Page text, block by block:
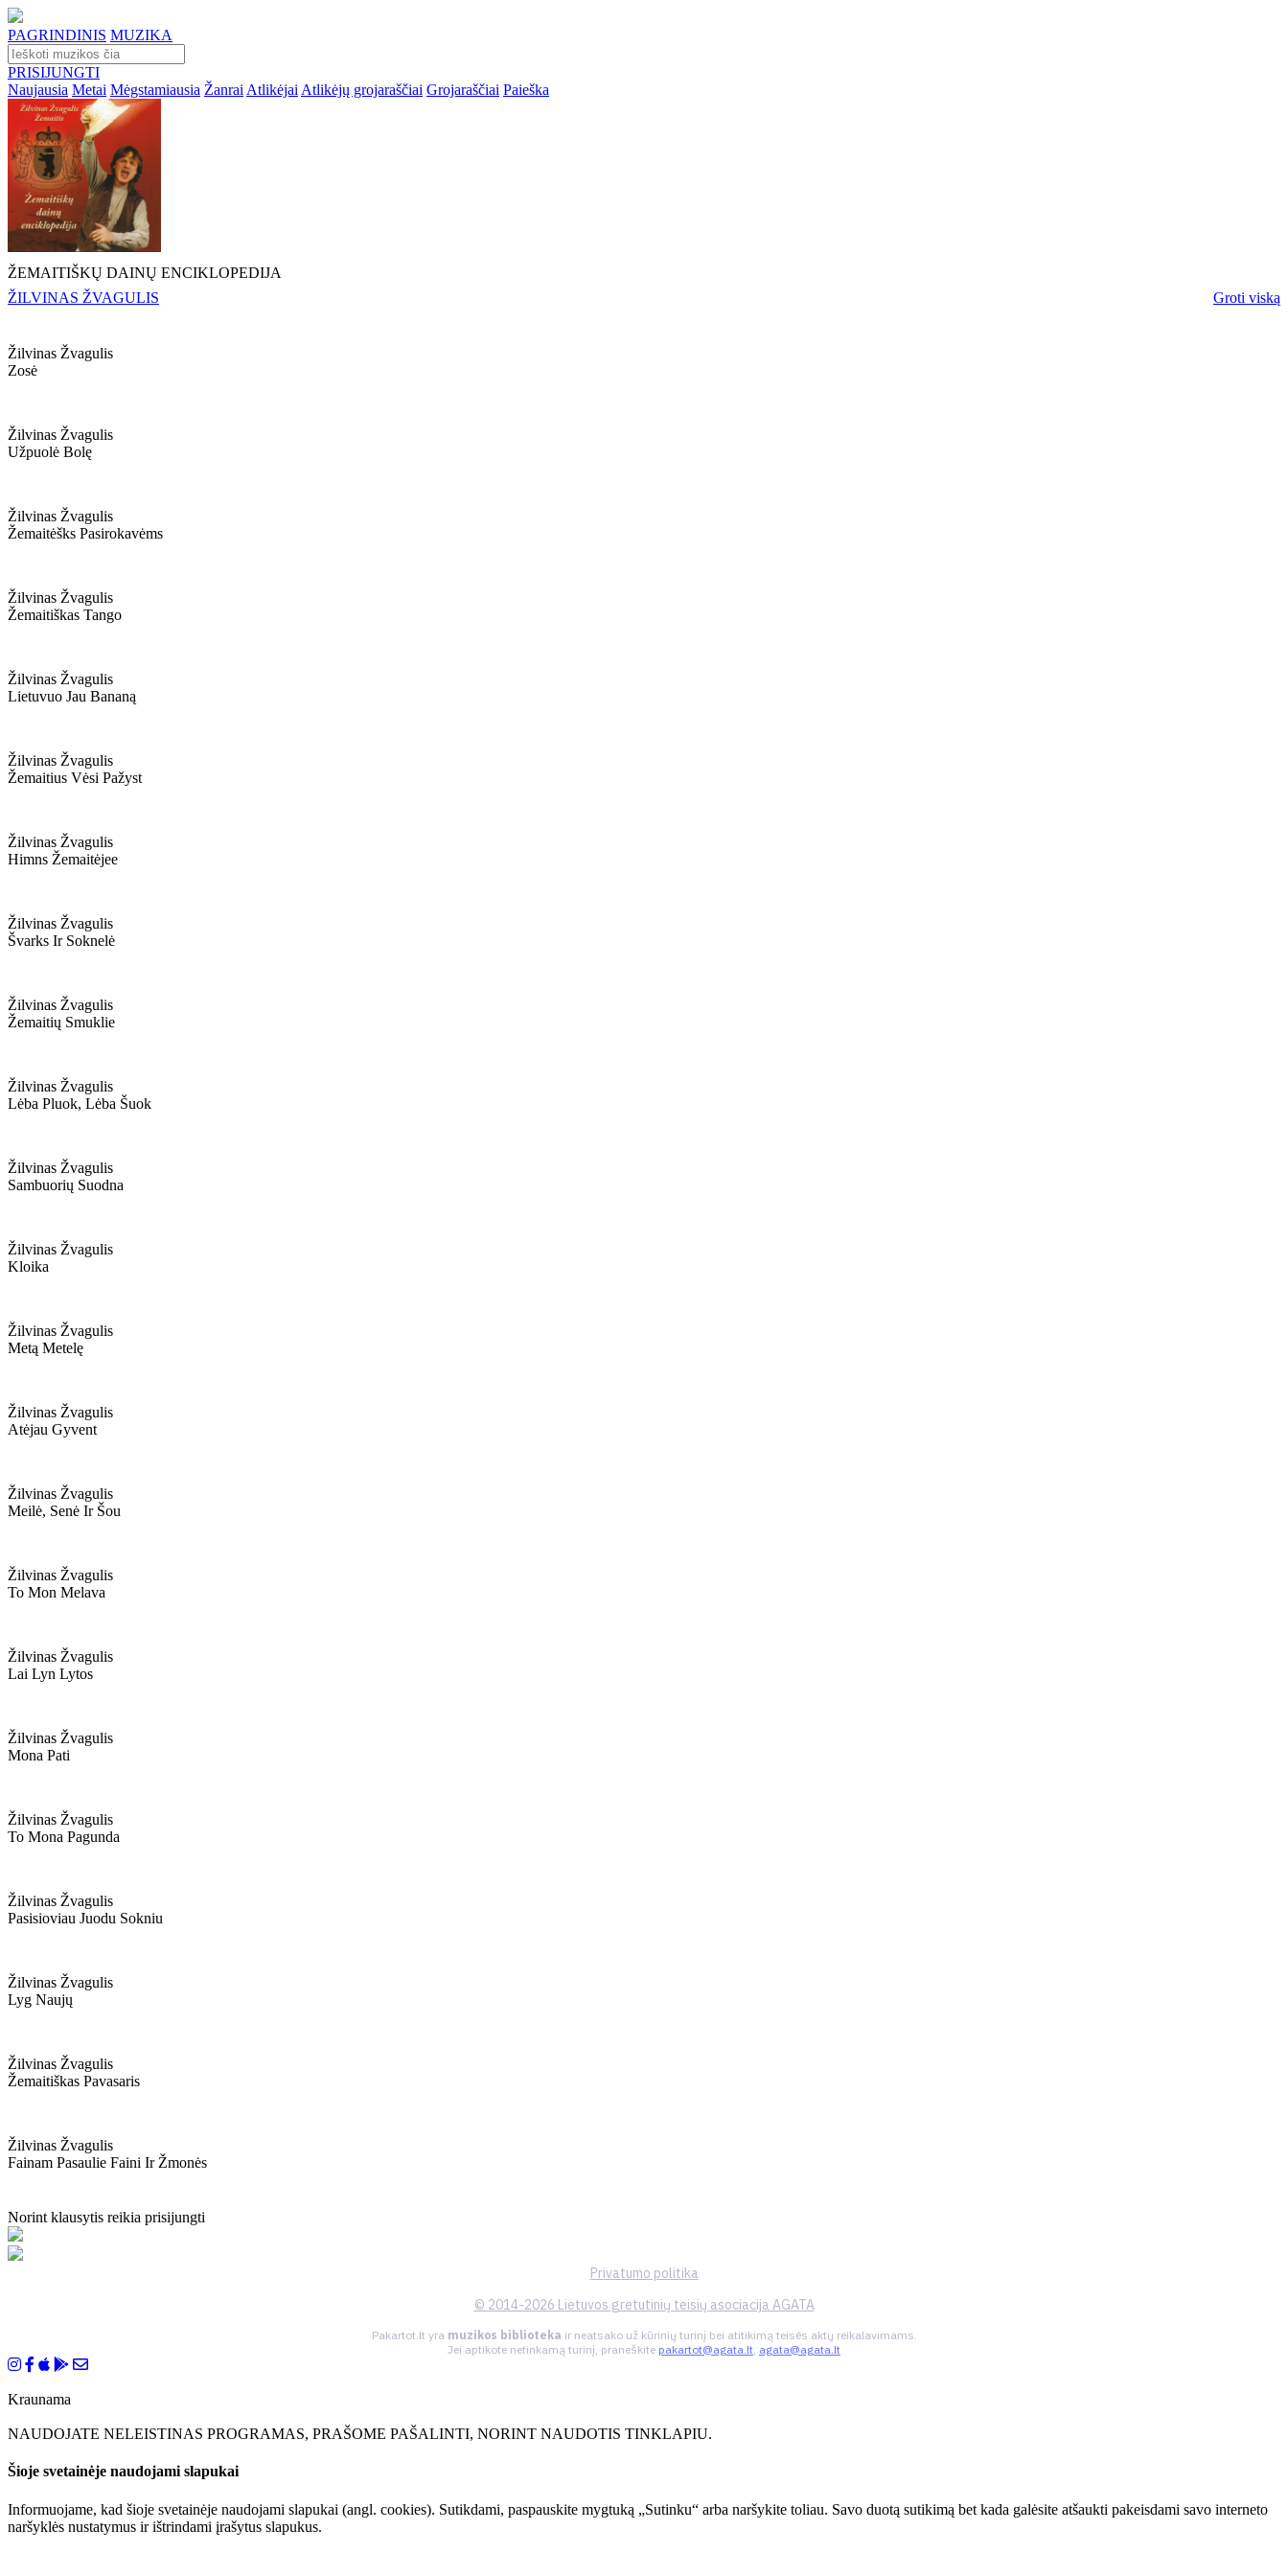
PAGRINDINIS MUZIKA
PRISIJUNGTI
Naujausia Metai Mėgstamiausia Žanrai Atlikėjai Atlikėjų grojaraščiai Grojaraščiai Paieška
ŽEMAITIŠKŲ DAINŲ ENCIKLOPEDIJA
ŽILVINAS ŽVAGULIS
Groti viską
Žilvinas Žvagulis
Zosė
Žilvinas Žvagulis
Užpuolė Bolę
Žilvinas Žvagulis
Žemaitėšks Pasirokavėms
Žilvinas Žvagulis
Žemaitiškas Tango
Žilvinas Žvagulis
Lietuvuo Jau Bananą
Žilvinas Žvagulis
Žemaitius Vėsi Pažyst
Žilvinas Žvagulis
Himns Žemaitėjee
Žilvinas Žvagulis
Švarks Ir Soknelė
Žilvinas Žvagulis
Žemaitių Smuklie
Žilvinas Žvagulis
Lėba Pluok, Lėba Šuok
Žilvinas Žvagulis
Sambuorių Suodna
Žilvinas Žvagulis
Kloika
Žilvinas Žvagulis
Metą Metelę
Žilvinas Žvagulis
Atėjau Gyvent
Žilvinas Žvagulis
Meilė, Senė Ir Šou
Žilvinas Žvagulis
To Mon Melava
Žilvinas Žvagulis
Lai Lyn Lytos
Žilvinas Žvagulis
Mona Pati
Žilvinas Žvagulis
To Mona Pagunda
Žilvinas Žvagulis
Pasisioviau Juodu Sokniu
Žilvinas Žvagulis
Lyg Naujų
Žilvinas Žvagulis
Žemaitiškas Pavasaris
Žilvinas Žvagulis
Fainam Pasaulie Faini Ir Žmonės
Norint klausytis reikia prisijungti
Privatumo politika
© 2014-2026 Lietuvos gretutinių teisių asociacija AGATA
Pakartot.lt yra muzikos biblioteka ir neatsako už kūrinių turinį bei atitikimą teisės aktų reikalavimams.
Jei aptikote netinkamą turinį, praneškite pakartot@agata.lt, agata@agata.lt
Kraunama
NAUDOJATE NELEISTINAS PROGRAMAS, PRAŠOME PAŠALINTI, NORINT NAUDOTIS TINKLAPIU.
Šioje svetainėje naudojami slapukai
Informuojame, kad šioje svetainėje naudojami slapukai (angl. cookies). Sutikdami, paspauskite mygtuką „Sutinku“ arba naršykite toliau. Savo duotą sutikimą bet kada galėsite atšaukti pakeisdami savo interneto
naršyklės nustatymus ir ištrindami įrašytus slapukus.